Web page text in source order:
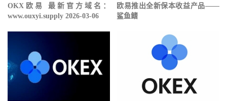
OKX欧易 最新官方域名：
www.ouxyi.supply 2026-03-06
欧易推出全新保本收益产品——
鲨鱼鳍